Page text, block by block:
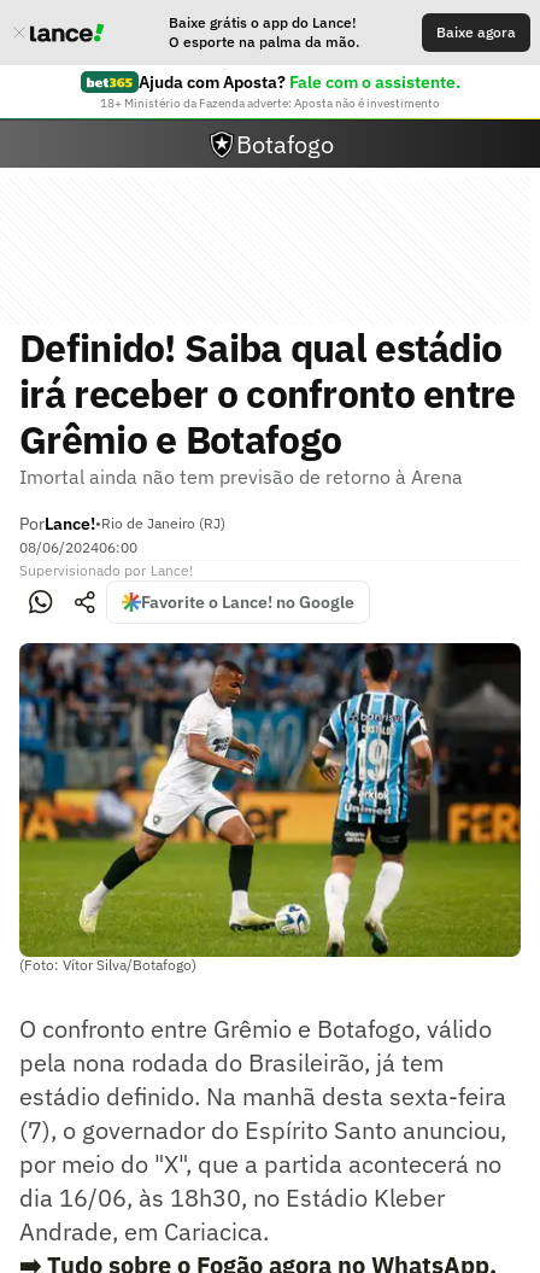
Baixe grátis o app do Lance!
O esporte na palma da mão.
Baixe agora
Ajuda com Aposta? Fale com o assistente.
18+ Ministério da Fazenda adverte: Aposta não é investimento
Botafogo
Definido! Saiba qual estádio
irá receber o confronto entre
Grêmio e Botafogo
Imortal ainda não tem previsão de retorno à Arena
PorLance!•Rio de Janeiro (RJ)
08/06/202406:00
Supervisionado por Lance!
Favorite o Lance! no Google
(Foto: Vítor Silva/Botafogo)
O confronto entre Grêmio e Botafogo, válido
pela nona rodada do Brasileirão, já tem
estádio definido. Na manhã desta sexta-feira
(7), o governador do Espírito Santo anunciou,
por meio do "X", que a partida acontecerá no
dia 16/06, às 18h30, no Estádio Kleber
Andrade, em Cariacica.
➡️ Tudo sobre o Fogão agora no WhatsApp.